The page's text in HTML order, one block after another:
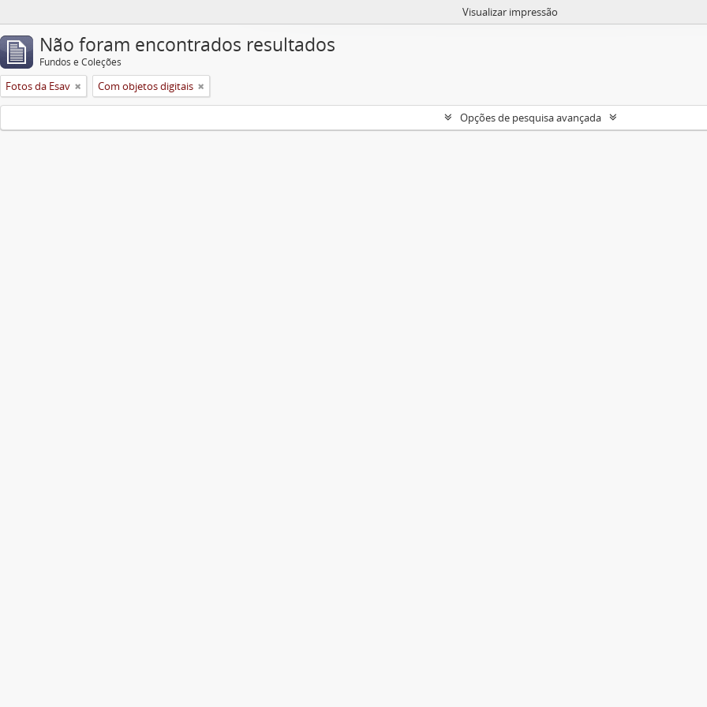
Visualizar impressão
Não foram encontrados resultados
Fundos e Coleções
Fotos da Esav Com objetos digitais
Opções de pesquisa avançada